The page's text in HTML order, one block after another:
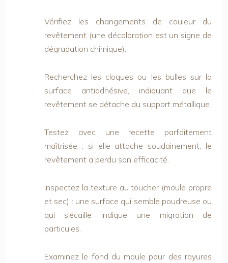
Vérifiez les changements de couleur du
revêtement (une décoloration est un signe de
dégradation chimique).
Recherchez les cloques ou les bulles sur la
surface antiadhésive, indiquant que le
revêtement se détache du support métallique.
Testez avec une recette parfaitement
maîtrisée : si elle attache soudainement, le
revêtement a perdu son efficacité.
Inspectez la texture au toucher (moule propre
et sec) : une surface qui semble poudreuse ou
qui s’écaille indique une migration de
particules.
Examinez le fond du moule pour des rayures